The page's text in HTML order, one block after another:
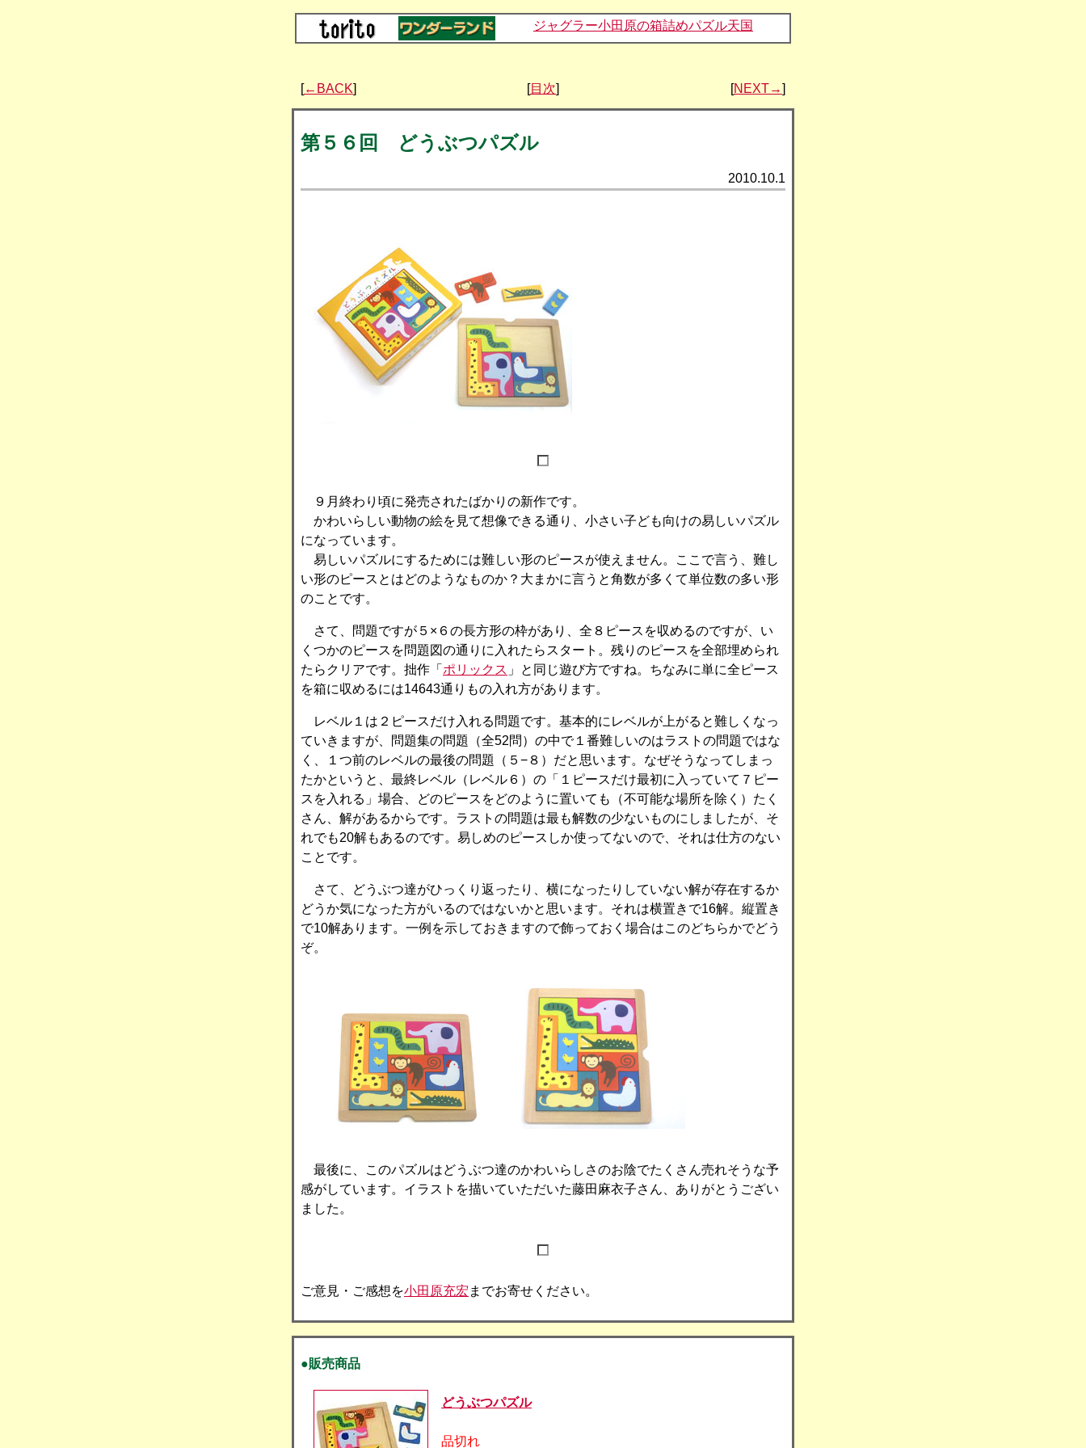
ジャグラー小田原の箱詰めパズル天国
[←BACK] [目次] [NEXT→]
第５６回 どうぶつパズル
2010.10.1
９月終わり頃に発売されたばかりの新作です。
かわいらしい動物の絵を見て想像できる通り、小さい子ども向けの易しいパズル
になっています。
易しいパズルにするためには難しい形のピースが使えません。ここで言う、難し
い形のピースとはどのようなものか？大まかに言うと角数が多くて単位数の多い形
のことです。
さて、問題ですが５×６の長方形の枠があり、全８ピースを収めるのですが、い
くつかのピースを問題図の通りに入れたらスタート。残りのピースを全部埋められ
たらクリアです。拙作「 ポリックス 」と同じ遊び方ですね。ちなみに単に全ピース
を箱に収めるには14643通りもの入れ方があります。
レベル１は２ピースだけ入れる問題です。基本的にレベルが上がると難しくなっ
ていきますが、問題集の問題（全52問）の中で１番難しいのはラストの問題ではな
く、１つ前のレベルの最後の問題（５−８）だと思います。なぜそうなってしまっ
たかというと、最終レベル（レベル６）の「１ピースだけ最初に入っていて７ピー
スを入れる」場合、どのピースをどのように置いても（不可能な場所を除く）たく
さん、解があるからです。ラストの問題は最も解数の少ないものにしましたが、そ
れでも20解もあるのです。易しめのピースしか使ってないので、それは仕方のない
ことです。
さて、どうぶつ達がひっくり返ったり、横になったりしていない解が存在するか
どうか気になった方がいるのではないかと思います。それは横置きで16解。縦置き
で10解あります。一例を示しておきますので飾っておく場合はこのどちらかでどう
ぞ。
最後に、このパズルはどうぶつ達のかわいらしさのお陰でたくさん売れそうな予
感がしています。イラストを描いていただいた藤田麻衣子さん、ありがとうござい
ました。
ご意見・ご感想を小田原充宏 までお寄せください。
●販売商品
どうぶつパズル
品切れ